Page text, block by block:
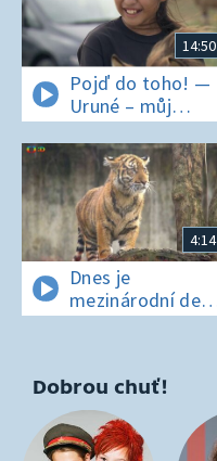
14:50
Pojď do toho! —
Uruné – můj
horský koník
4:14
Dnes je
mezinárodní den
t_grů
Dobrou chuť!